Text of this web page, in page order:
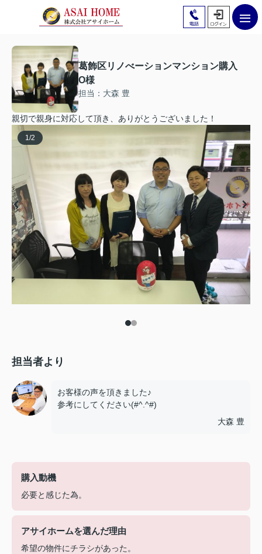
葛飾区リノべーションマンション購入
O様
担当：大森 豊
親切で親身に対応して頂き、ありがとうございました！
1/2
担当者より
お客様の声を頂きました♪
参考にしてください(#^.^#)
大森 豊
購入動機
必要と感じた為。
アサイホームを選んだ理由
希望の物件にチラシがあった。